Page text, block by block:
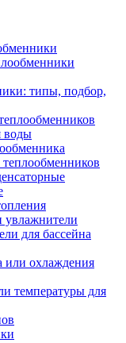
типы, подбор,
воды
для бассейна
или охлаждения
температуры для